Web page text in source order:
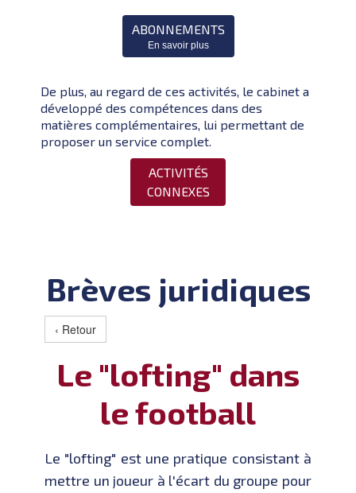
ABONNEMENTS
En savoir plus
De plus, au regard de ces activités, le cabinet a
développé des compétences dans des
matières complémentaires, lui permettant de
proposer un service complet.
ACTIVITÉS
CONNEXES
Brèves juridiques
‹ Retour
Le "lofting" dans
le football
Le "lofting" est une pratique consistant à
mettre un joueur à l'écart du groupe pour